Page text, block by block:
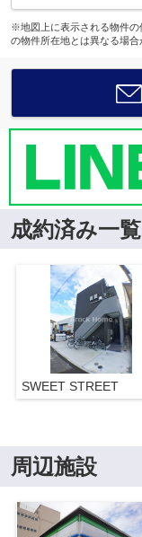
※地図上に表示される物件の
の物件所在地とは異なる場合
成約済み一覧
SWEET STREET
周辺施設